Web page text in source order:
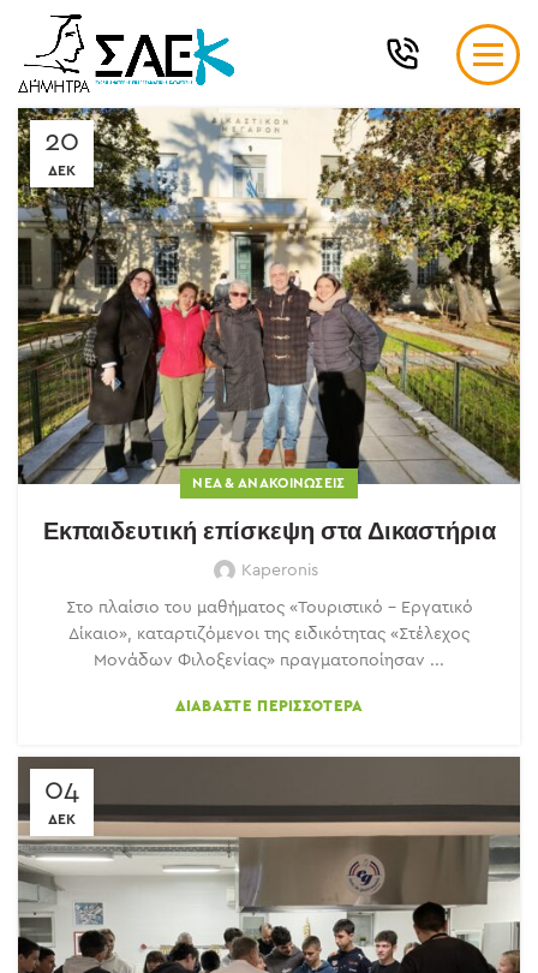
20
ΔΕΚ
ΝΈΑ & ΑΝΑΚΟΙΝΏΣΕΙΣ
Εκπαιδευτική επίσκεψη στα Δικαστήρια
Kaperonis
Στο πλαίσιο του μαθήματος «Τουριστικό – Εργατικό
Δίκαιο», καταρτιζόμενοι της ειδικότητας «Στέλεχος
Μονάδων Φιλοξενίας» πραγματοποίησαν ...
ΔΙΑΒΆΣΤΕ ΠΕΡΙΣΣΌΤΕΡΑ
04
ΔΕΚ